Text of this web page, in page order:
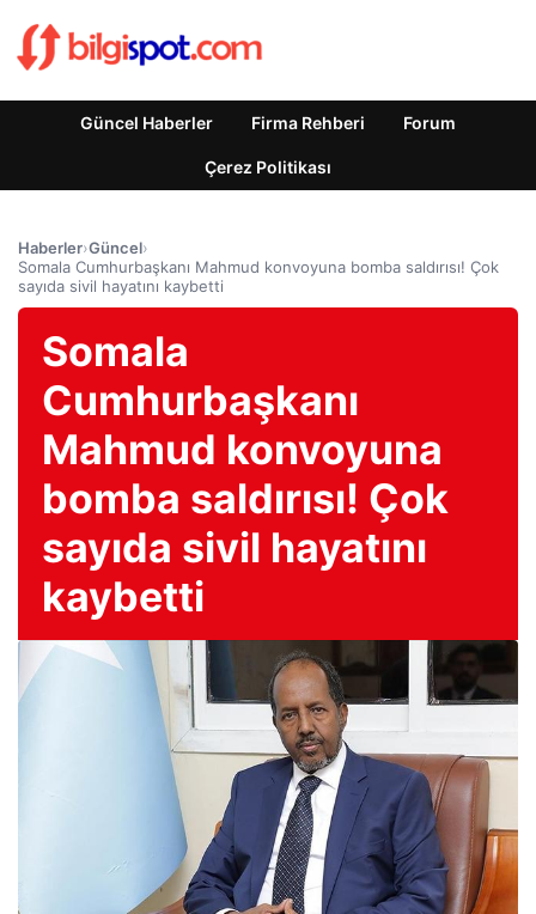
Güncel Haberler Firma Rehberi Forum
Çerez Politikası
Haberler›Güncel›
Somala Cumhurbaşkanı Mahmud konvoyuna bomba saldırısı! Çok
sayıda sivil hayatını kaybetti
Somala
Cumhurbaşkanı
Mahmud konvoyuna
bomba saldırısı! Çok
sayıda sivil hayatını
kaybetti